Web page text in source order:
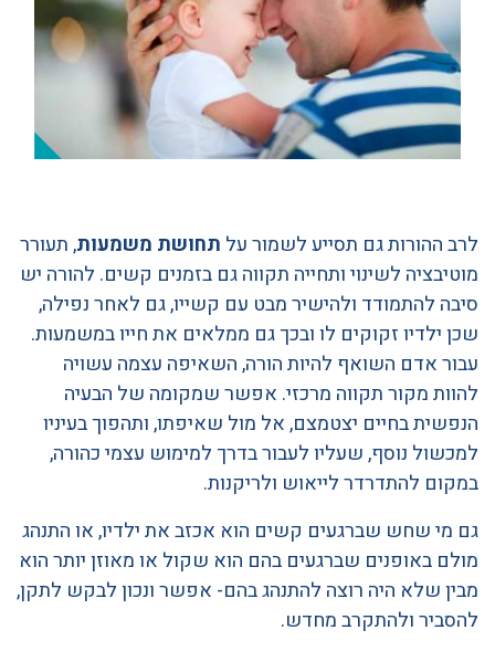
לרב ההורות גם תסייע לשמור על תחושת משמעות, תעורר
מוטיבציה לשינוי ותחייה תקווה גם בזמנים קשים. להורה יש
סיבה להתמודד ולהישיר מבט עם קשייו, גם לאחר נפילה,
שכן ילדיו זקוקים לו ובכך גם ממלאים את חייו במשמעות.
עבור אדם השואף להיות הורה, השאיפה עצמה עשויה
להוות מקור תקווה מרכזי. אפשר שמקומה של הבעיה
הנפשית בחיים יצטמצם, אל מול שאיפתו, ותהפוך בעיניו
למכשול נוסף, שעליו לעבור בדרך למימוש עצמי כהורה,
במקום להתדרדר לייאוש ולריקנות.
גם מי שחש שברגעים קשים הוא אכזב את ילדיו, או התנהג
מולם באופנים שברגעים בהם הוא שקול או מאוזן יותר הוא
מבין שלא היה רוצה להתנהג בהם- אפשר ונכון לבקש לתקן,
להסביר ולהתקרב מחדש.